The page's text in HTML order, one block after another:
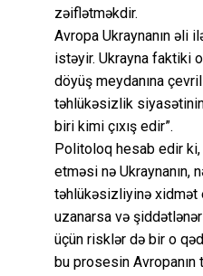
zəiflətməkdir.
Avropa Ukraynanın əli
istəyir. Ukrayna faktiki
döyüş meydanına
təhlükəsizlik
biri kimi çıxış edir”.
Politoloq hesab edir ki,
etməsi nə Ukraynanın,
təhlükəsizliyinə xidmət
uzanarsa və
üçün risklər də bir o
bu prosesin